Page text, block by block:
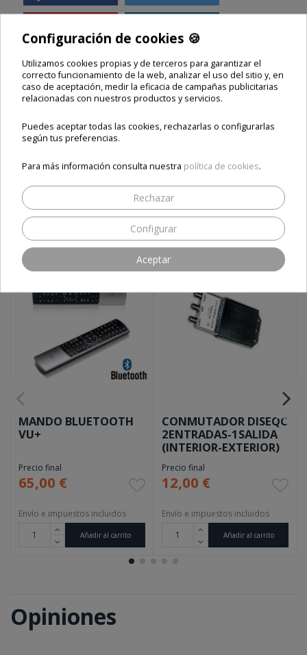
Zgemma
Comparte este producto
ESTOS PRODUCTOS TE
PUEDEN INTERESAR
MANDO BLUETOOTH
VU+
Precio final
65,00 €
Envío e impuestos incluidos
Añadir al carrito
CONMUTADOR DISEQC
2ENTRADAS-1SALIDA
(INTERIOR-EXTERIOR)
Precio final
12,00 €
Envío e impuestos incluidos
Añadir al carrito
Opiniones
Configuración de cookies 🍪
Utilizamos cookies propias y de terceros para garantizar el
correcto funcionamiento de la web, analizar el uso del sitio y, en
caso de aceptación, medir la eficacia de campañas publicitarias
relacionadas con nuestros productos y servicios.
Puedes aceptar todas las cookies, rechazarlas o configurarlas
según tus preferencias.
Para más información consulta nuestra política de cookies.
Rechazar
Configurar
Aceptar